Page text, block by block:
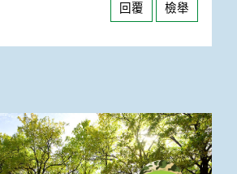
回覆 檢舉
處可查詢台灣森林植物的物候觀測